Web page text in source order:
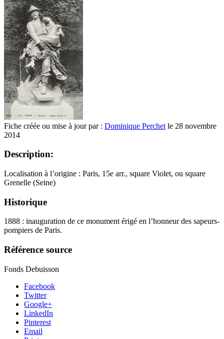
Fiche créée ou mise à jour par : Dominique Perchet le 28 novembre
2014
Description:
Localisation à l’origine : Paris, 15e arr., square Violet, ou square
Grenelle (Seine)
Historique
1888 : inauguration de ce monument érigé en l’honneur des sapeurs-
pompiers de Paris.
Référence source
Fonds Debuisson
Facebook
Twitter
Google+
LinkedIn
Pinterest
Email